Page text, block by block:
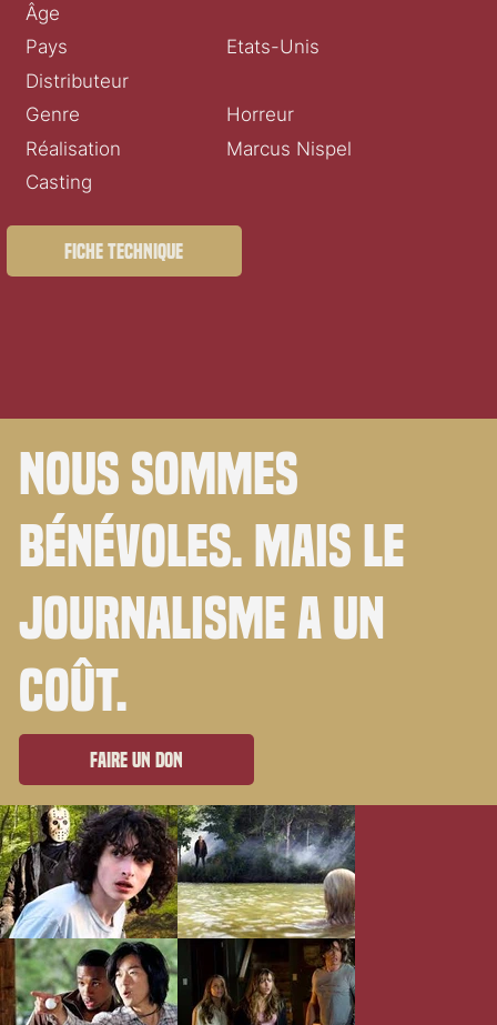
Âge
Pays
Etats-Unis
Distributeur
Genre
Horreur
Réalisation
Marcus Nispel
Casting
Fiche technique
Nous sommes
bénévoles. Mais le
journalisme a un
coût.
Faire un don